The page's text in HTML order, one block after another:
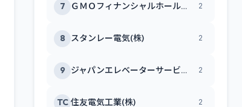
7 ＧＭＯフィナンシャルホールディングス(株) 2
8 スタンレー電気(株) 2
9 ジャパンエレベーターサービスホールディングス(株) 2
TC 住友電気工業(株) 2